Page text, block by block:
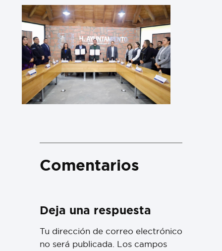
Comentarios
Deja una respuesta
Tu dirección de correo electrónico
no será publicada. Los campos